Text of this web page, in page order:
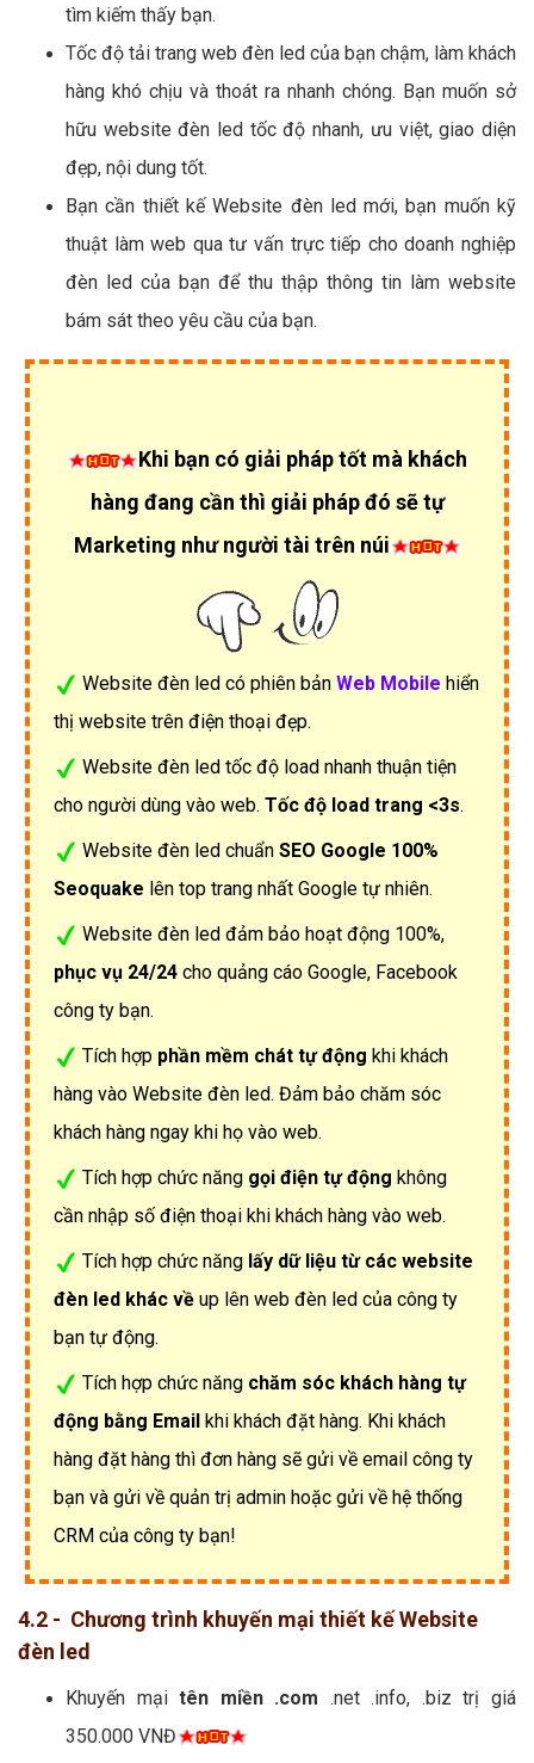
tìm kiếm thấy bạn.
Tốc độ tải trang web đèn led của bạn chậm, làm khách
hàng khó chịu và thoát ra nhanh chóng. Bạn muốn sở
hữu website đèn led tốc độ nhanh, ưu việt, giao diện
đẹp, nội dung tốt.
Bạn cần thiết kế Website đèn led mới, bạn muốn kỹ
thuật làm web qua tư vấn trực tiếp cho doanh nghiệp
đèn led của bạn để thu thập thông tin làm website
bám sát theo yêu cầu của bạn.
Khi bạn có giải pháp tốt mà khách
hàng đang cần thì giải pháp đó sẽ tự
Marketing như người tài trên núi
Website đèn led có phiên bản Web Mobile hiển
thị website trên điện thoại đẹp.
Website đèn led tốc độ load nhanh thuận tiện
cho người dùng vào web. Tốc độ load trang <3s.
Website đèn led chuẩn SEO Google 100%
Seoquake lên top trang nhất Google tự nhiên.
Website đèn led đảm bảo hoạt động 100%,
phục vụ 24/24 cho quảng cáo Google, Facebook
công ty bạn.
Tích hợp phần mềm chát tự động khi khách
hàng vào Website đèn led. Đảm bảo chăm sóc
khách hàng ngay khi họ vào web.
Tích hợp chức năng gọi điện tự động không
cần nhập số điện thoại khi khách hàng vào web.
Tích hợp chức năng lấy dữ liệu từ các website
đèn led khác về up lên web đèn led của công ty
bạn tự động.
Tích hợp chức năng chăm sóc khách hàng tự
động bằng Email khi khách đặt hàng. Khi khách
hàng đặt hàng thì đơn hàng sẽ gửi về email công ty
bạn và gửi về quản trị admin hoặc gửi về hệ thống
CRM của công ty bạn!
4.2 - Chương trình khuyến mại thiết kế Website
đèn led
Khuyến mạitên miền .com .net .info, .biz trị giá
350.000 VNĐ